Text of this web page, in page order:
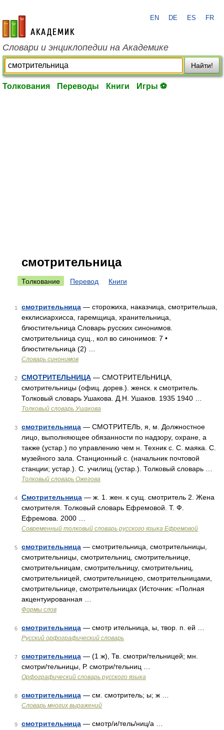
academic.ru
EN DE ES FR
Словари и энциклопедии на Академике
Найти!
Толкования Переводы Книги Игры ⚽
смотрительница
Толкование Перевод Книги
1 смотрительница — сторожиха, наказчица, смотрительша,
екклисиархисса, гаремщица, хранительница,
блюстительница Словарь русских синонимов.
смотрительница сущ., кол во синонимов: 7 •
блюстительница (2) …
Словарь синонимов
2 СМОТРИТЕЛЬНИЦА — СМОТРИТЕЛЬНИЦА,
смотрительницы (офиц. дорев.). женск. к смотритель.
Толковый словарь Ушакова. Д.Н. Ушаков. 1935 1940 …
Толковый словарь Ушакова
3 смотрительница — СМОТРИТЕЛЬ, я, м. Должностное
лицо, выполняющее обязанности по надзору, охране, а
также (устар.) по управлению чем н. Техник с. С. маяка. С.
музейного зала. Станционный с. (начальник почтовой
станции; устар.). С. училищ (устар.). Толковый словарь …
Толковый словарь Ожегова
4 Смотрительница — ж. 1. жен. к сущ. смотритель 2. Жена
смотрителя. Толковый словарь Ефремовой. Т. Ф.
Ефремова. 2000 …
Современный толковый словарь русского языка Ефремовой
5 смотрительница — смотрительница, смотрительницы,
смотрительницы, смотрительниц, смотрительнице,
смотрительницам, смотрительницу, смотрительниц,
смотрительницей, смотрительницею, смотрительницами,
смотрительнице, смотрительницах (Источник: «Полная
акцентуированная …
Формы слов
6 смотрительница — смотр ительница, ы, твор. п. ей …
Русский орфографический словарь
7 смотрительница — (1 ж), Тв. смотри/тельницей; мн.
смотри/тельницы, Р. смотри/тельниц …
Орфографический словарь русского языка
8 смотрительница — см. смотритель; ы; ж …
Словарь многих выражений
9 смотрительница — смотр/и/тель/ниц/а …